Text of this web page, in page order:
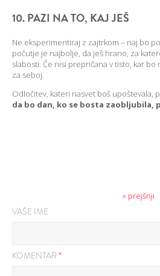
10. PAZI NA TO, KAJ JEŠ
Ne eksperimentiraj z zajtrkom – naj bo
počutje je najbolje, da ješ hrano, za
slabosti. Če nisi prepričana v tisto, kar bo
za seboj.
Odločitev, kateri nasvet boš upoštevala,
da bo dan, ko se bosta zaobljubila,
« prejšnji
VAŠE IME
KOMENTAR *